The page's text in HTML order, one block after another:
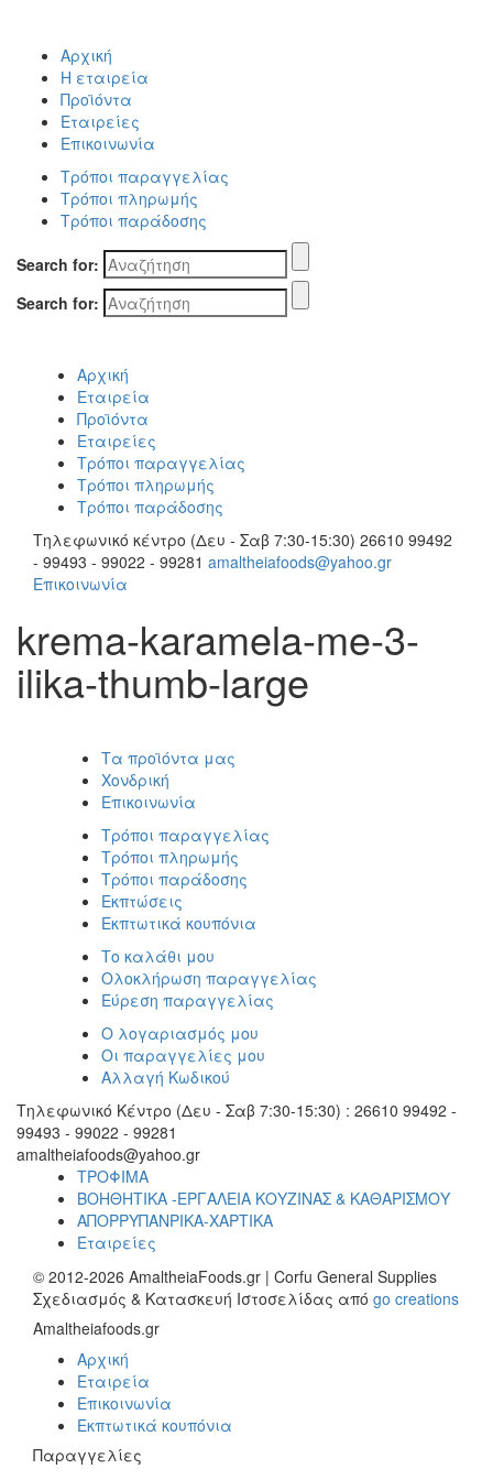
Αρχική
Η εταιρεία
Προϊόντα
Εταιρείες
Επικοινωνία
Τρόποι παραγγελίας
Τρόποι πληρωμής
Τρόποι παράδοσης
Search for:
Search for:
Αρχική
Εταιρεία
Προϊόντα
Εταιρείες
Τρόποι παραγγελίας
Τρόποι πληρωμής
Τρόποι παράδοσης
Τηλεφωνικό κέντρο (Δευ - Σαβ 7:30-15:30) 26610 99492
- 99493 - 99022 - 99281 amaltheiafoods@yahoo.gr
Επικοινωνία
krema-karamela-me-3-
ilika-thumb-large
Τα προϊόντα μας
Χονδρική
Επικοινωνία
Τρόποι παραγγελίας
Τρόποι πληρωμής
Τρόποι παράδοσης
Εκπτώσεις
Εκπτωτικά κουπόνια
Το καλάθι μου
Ολοκλήρωση παραγγελίας
Εύρεση παραγγελίας
Ο λογαριασμός μου
Οι παραγγελίες μου
Αλλαγή Κωδικού
Τηλεφωνικό Κέντρο (Δευ - Σαβ 7:30-15:30) : 26610 99492 -
99493 - 99022 - 99281
amaltheiafoods@yahoo.gr
ΤΡΟΦΙΜΑ
ΒΟΗΘΗΤΙΚΑ -ΕΡΓΑΛΕΙΑ ΚΟΥΖΙΝΑΣ & ΚΑΘΑΡΙΣΜΟΥ
ΑΠΟΡΡΥΠΑΝΡΙΚΑ-ΧΑΡΤΙΚΑ
Εταιρείες
© 2012-2026 AmaltheiaFoods.gr | Corfu General Supplies
Σχεδιασμός & Κατασκευή Ιστοσελίδας από go creations
Amaltheiafoods.gr
Αρχική
Εταιρεία
Επικοινωνία
Εκπτωτικά κουπόνια
Παραγγελίες